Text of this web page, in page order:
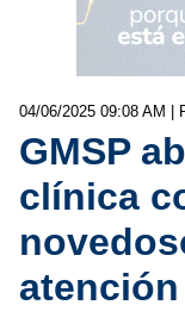
04/06/2025 09:08 AM
GMSP
clínica